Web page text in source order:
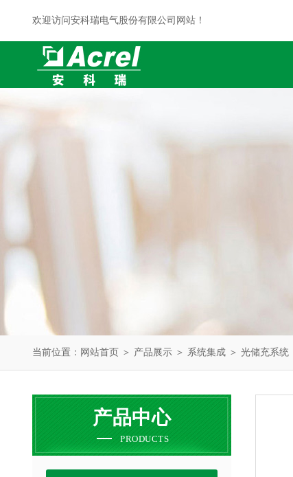
欢迎访问安科瑞电气股份有限公司网站！
当前位置： 网站首页 ＞ 产品展示 ＞ 系统集成 ＞ 光储充系统
产品中心
PRODUCTS